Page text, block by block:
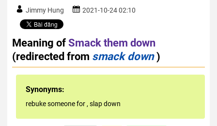
Jimmy Hung 2021-10-24 02:10
Meaning ofSmack them down
(redirected from smack down)
Synonyms:
rebuke someone for , slap down